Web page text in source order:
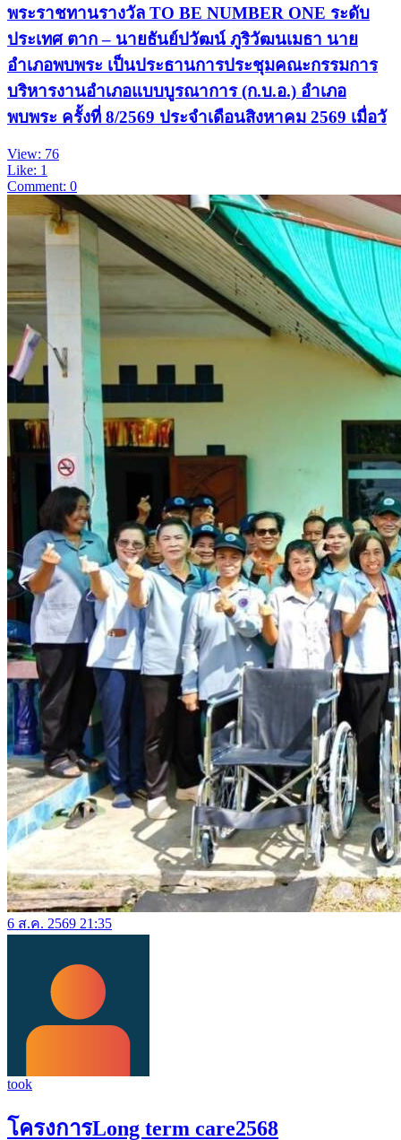
พระราชทานรางวัล TO BE NUMBER ONE ระดับ
ประเทศ ตาก – นายธันย์ปวัฒน์ ภูริวัฒนเมธา นาย
อำเภอพบพระ เป็นประธานการประชุมคณะกรรมการ
บริหารงานอำเภอแบบบูรณาการ (ก.บ.อ.) อำเภอ
พบพระ ครั้งที่ 8/2569 ประจำเดือนสิงหาคม 2569 เมื่อวั
View: 76
Like: 1
Comment: 0
6 ส.ค. 2569 21:35
took
โครงการLong term care2568